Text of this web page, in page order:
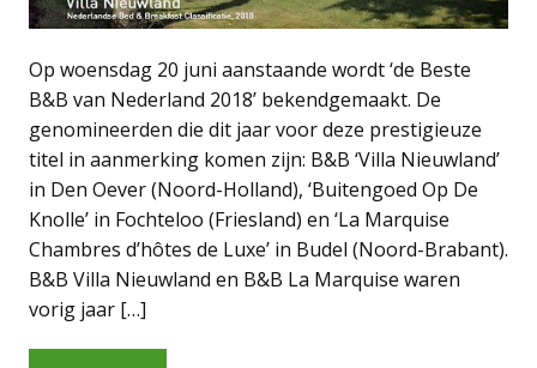
Op woensdag 20 juni aanstaande wordt ‘de Beste
B&B van Nederland 2018’ bekendgemaakt. De
genomineerden die dit jaar voor deze prestigieuze
titel in aanmerking komen zijn: B&B ‘Villa Nieuwland’
in Den Oever (Noord-Holland), ‘Buitengoed Op De
Knolle’ in Fochteloo (Friesland) en ‘La Marquise
Chambres d’hôtes de Luxe’ in Budel (Noord-Brabant).
B&B Villa Nieuwland en B&B La Marquise waren
vorig jaar […]